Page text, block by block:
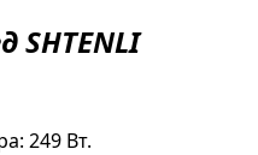
SHTENLI
249 Вт.